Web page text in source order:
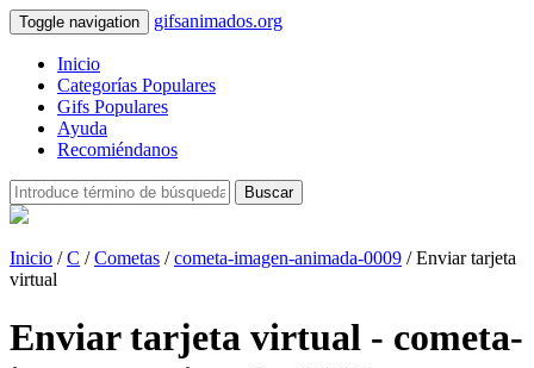
Toggle navigation gifsanimados.org
Inicio
Categorías Populares
Gifs Populares
Ayuda
Recomiéndanos
Buscar
Inicio /C /Cometas /cometa-imagen-animada-0009 / Enviar tarjeta
virtual
Enviar tarjeta virtual - cometa-